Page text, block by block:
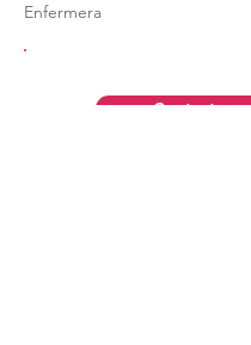
Enfermera
Contactar